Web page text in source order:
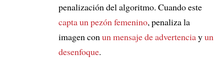
penalización del algoritmo. Cuando este
captaun pezón femenino, penaliza la
imagen con un mensaje de advertenciayun
desenfoque.